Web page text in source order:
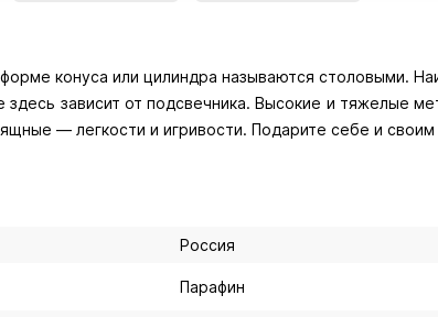
конуса или цилиндра называются столовыми.
здесь зависит от подсвечника. Высокие и тяжелые
— легкости и игривости. Подарите себе и
Россия
Парафин